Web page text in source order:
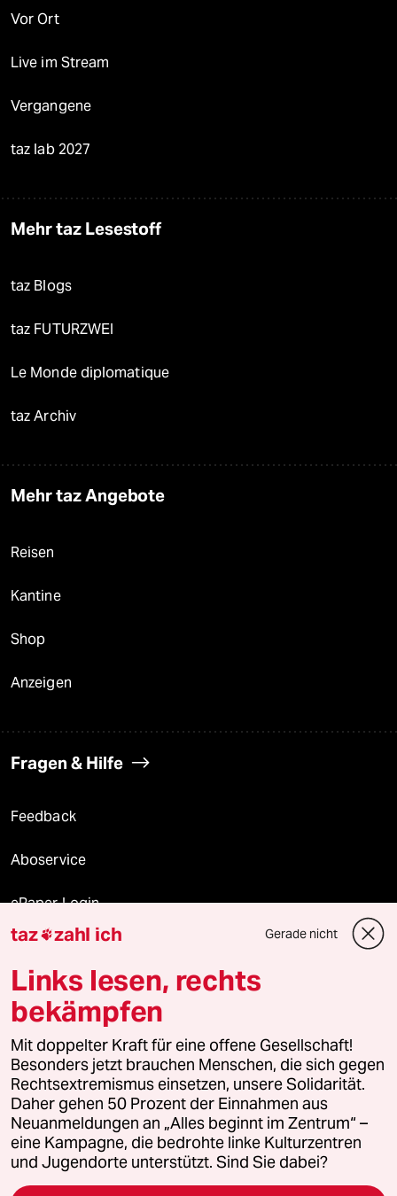
Vor Ort
Live im Stream
Vergangene
taz lab 2027
Mehr taz Lesestoff
taz Blogs
taz FUTURZWEI
Le Monde diplomatique
taz Archiv
Mehr taz Angebote
Reisen
Kantine
Shop
Anzeigen
Fragen & Hilfe
Feedback
Aboservice
ePaper Login
Downloads für Abonnierende
© 2026 taz Verlags und Vertriebs GmbH
Alle Rechte vorbehalten. Bei rechtlichen Fragen oder für Genehmigungen
wenden Sie sich bitte an lizenzen@taz.de
Feedback Redaktionsstatut Kommune-Richtlinien
Leitlinie Informant Datenschutz Impressum AGB
taz zahl ich Gerade nicht
Links lesen, rechts
bekämpfen
Mit doppelter Kraft für eine offene Gesellschaft!
Besonders jetzt brauchen Menschen, die sich gegen
Rechtsextremismus einsetzen, unsere Solidarität.
Daher gehen 50 Prozent der Einnahmen aus
Neuanmeldungen an „Alles beginnt im Zentrum“ –
eine Kampagne, die bedrohte linke Kulturzentren
und Jugendorte unterstützt. Sind Sie dabei?